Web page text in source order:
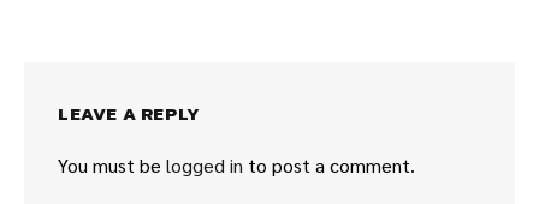
LEAVE A REPLY
You must be logged in to post a comment.